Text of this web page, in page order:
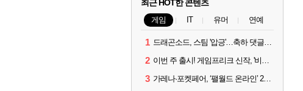
최근 HOT한 콘텐츠
게임 IT 유머 연예
1 드래곤소드, 스팀 '압긍'…축하 댓글 달고 게임 코드 받자!
2 이번 주 출시! 게임프리크 신작, '비스트 오브 리인카네이션'
3 가레나·포켓페어, ‘팰월드 온라인’ 2026년 출시 예고